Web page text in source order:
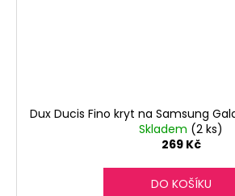
Dux Ducis Fino kryt na Samsung
Skladem (2 ks)
269 Kč
DO KOŠÍKU